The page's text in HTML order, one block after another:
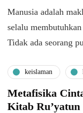
Manusia adalah
selalu
Tidak ada seorang
keislaman
Metafisika
Kitab